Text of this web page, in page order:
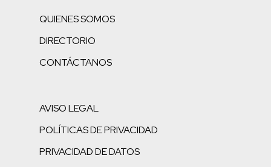
QUIENES SOMOS
DIRECTORIO
CONTÁCTANOS
AVISO LEGAL
POLÍTICAS DE PRIVACIDAD
PRIVACIDAD DE DATOS